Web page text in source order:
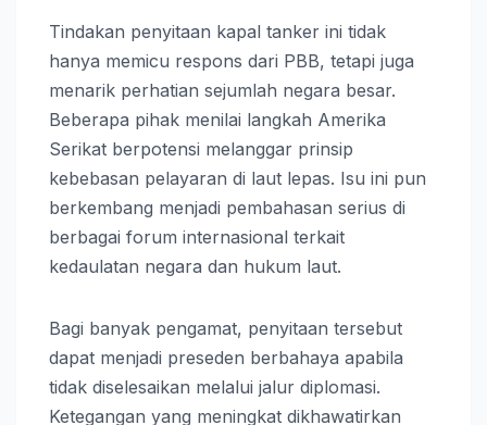
Tindakan penyitaan kapal tanker ini tidak
hanya memicu respons dari PBB, tetapi juga
menarik perhatian sejumlah negara besar.
Beberapa pihak menilai langkah Amerika
Serikat berpotensi melanggar prinsip
kebebasan pelayaran di laut lepas. Isu ini pun
berkembang menjadi pembahasan serius di
berbagai forum internasional terkait
kedaulatan negara dan hukum laut.
Bagi banyak pengamat, penyitaan tersebut
dapat menjadi preseden berbahaya apabila
tidak diselesaikan melalui jalur diplomasi.
Ketegangan yang meningkat dikhawatirkan